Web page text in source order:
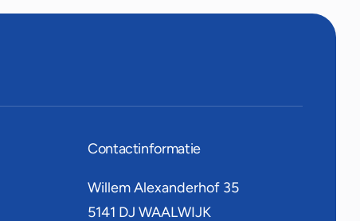
Contactinformatie
Willem Alexanderhof 35
5141 DJ WAALWIJK